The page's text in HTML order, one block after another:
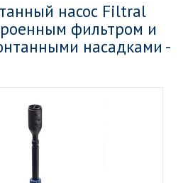
насос Filtral
фильтром и
насадками -